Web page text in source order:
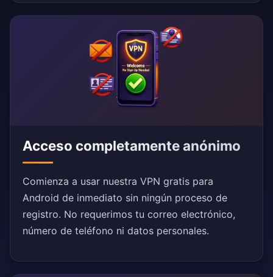
Acceso completamente anónimo
Comienza a usar nuestra VPN gratis para
Android de inmediato sin ningún proceso de
registro. No requerimos tu correo electrónico,
número de teléfono ni datos personales.